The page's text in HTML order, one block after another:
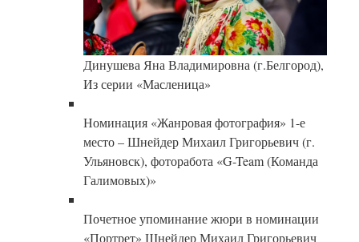
Динушева Яна Владимировна (г.Белгород),
Из серии «Масленица»
Номинация «Жанровая фотография» 1-е
место – Шнейдер Михаил Григорьевич (г.
Ульяновск), фоторабота «G-Team (Команда
Галимовых)»
Почетное упоминание жюри в номинации
«Портрет» Шнейдер Михаил Григорьевич